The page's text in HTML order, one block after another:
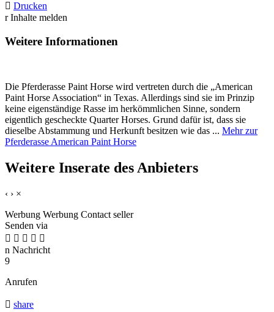
 Drucken
r Inhalte melden
Weitere Informationen
Die Pferderasse Paint Horse wird vertreten durch die „American
Paint Horse Association“ in Texas. Allerdings sind sie im Prinzip
keine eigenständige Rasse im herkömmlichen Sinne, sondern
eigentlich gescheckte Quarter Horses. Grund dafür ist, dass sie
dieselbe Abstammung und Herkunft besitzen wie das ... Mehr zur
Pferderasse American Paint Horse
Weitere Inserate des Anbieters
‹ › ×
Werbung Werbung Contact seller
Senden via
    
n Nachricht
9
Anrufen
 share